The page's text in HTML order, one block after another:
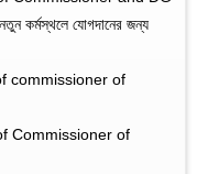
কর্মস্থলে যোগদানের জন্য
commissioner of
Commissioner of